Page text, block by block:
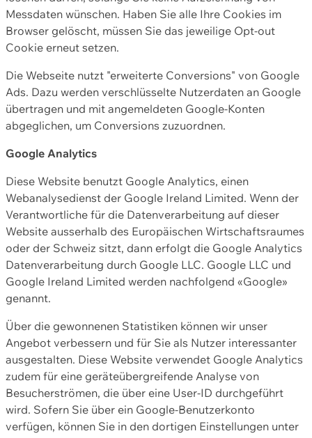
Messdaten wünschen. Haben Sie alle Ihre Cookies im
Browser gelöscht, müssen Sie das jeweilige Opt-out
Cookie erneut setzen.
Die Webseite nutzt "erweiterte Conversions" von Google
Ads. Dazu werden verschlüsselte Nutzerdaten an Google
übertragen und mit angemeldeten Google-Konten
abgeglichen, um Conversions zuzuordnen.
Google Analytics
Diese Website benutzt Google Analytics, einen
Webanalysedienst der Google Ireland Limited. Wenn der
Verantwortliche für die Datenverarbeitung auf dieser
Website ausserhalb des Europäischen Wirtschaftsraumes
oder der Schweiz sitzt, dann erfolgt die Google Analytics
Datenverarbeitung durch Google LLC. Google LLC und
Google Ireland Limited werden nachfolgend «Google»
genannt.
Über die gewonnenen Statistiken können wir unser
Angebot verbessern und für Sie als Nutzer interessanter
ausgestalten. Diese Website verwendet Google Analytics
zudem für eine geräteübergreifende Analyse von
Besucherströmen, die über eine User-ID durchgeführt
wird. Sofern Sie über ein Google-Benutzerkonto
verfügen, können Sie in den dortigen Einstellungen unter